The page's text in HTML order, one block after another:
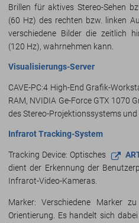
Brillen für aktives Stereo-Sehen
(60 Hz) des rechten bzw. linken
verschiedene Bilder die zeitlich
(120 Hz), wahrnehmen kann.
Visualisierungs-Server
CAVE-PC:4 High-End Grafik-
RAM, NVIDIA Ge-Force GTX 1070
des Stereo-Projektionssystems
Infrarot Tracking-System
Tracking Device: Optisches
dient der Erkennung der
Infrarot-Video-Kameras.
Marker: Verschiedene Marker
Orientierung. Es handelt sich